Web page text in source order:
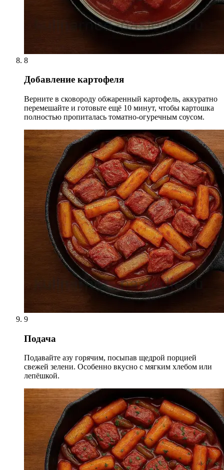
8
Добавление картофеля
Верните в сковороду обжаренный картофель, аккуратно
перемешайте и готовьте ещё 10 минут, чтобы картошка
полностью пропиталась томатно-огуречным соусом.
9
Подача
Подавайте азу горячим, посыпав щедрой порцией
свежей зелени. Особенно вкусно с мягким хлебом или
лепёшкой.